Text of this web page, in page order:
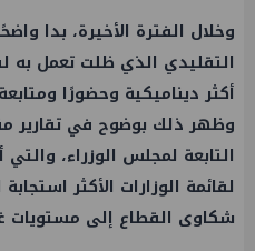
وخلال الفترة الأخيرة، بدا
التقليدي الذي ظلت تعمل به
أكثر ديناميكية وحضورًا
وظهر ذلك بوضوح في تقارير
التابعة لمجلس الوزراء،
لقائمة الوزارات الأكثر
شكاوى القطاع إلى مستويات